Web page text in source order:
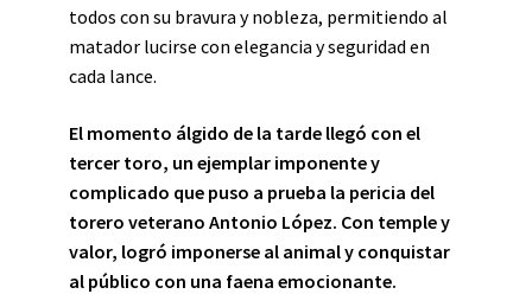
todos con su bravura y nobleza, permitiendo al
matador lucirse con elegancia y seguridad en
cada lance.
El momento álgido de la tarde llegó con el
tercer toro, un ejemplar imponente y
complicado que puso a prueba la pericia del
torero veterano Antonio López. Con temple y
valor, logró imponerse al animal y conquistar
al público con una faena emocionante.